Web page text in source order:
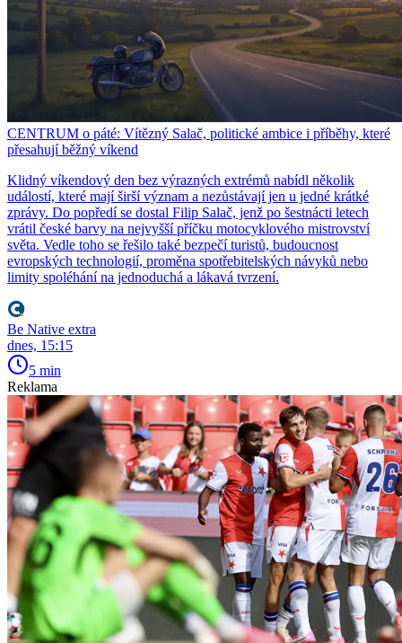
CENTRUM o páté: Vítězný Salač, politické ambice i příběhy, které
přesahují běžný víkend
Klidný víkendový den bez výrazných extrémů nabídl několik
událostí, které mají širší význam a nezůstávají jen u jedné krátké
zprávy. Do popředí se dostal Filip Salač, jenž po šestnácti letech
vrátil české barvy na nejvyšší příčku motocyklového mistrovství
světa. Vedle toho se řešilo také bezpečí turistů, budoucnost
evropských technologií, proměna spotřebitelských návyků nebo
limity spoléhání na jednoduchá a lákavá tvrzení.
Be Native extra
dnes, 15:15
5 min
Reklama